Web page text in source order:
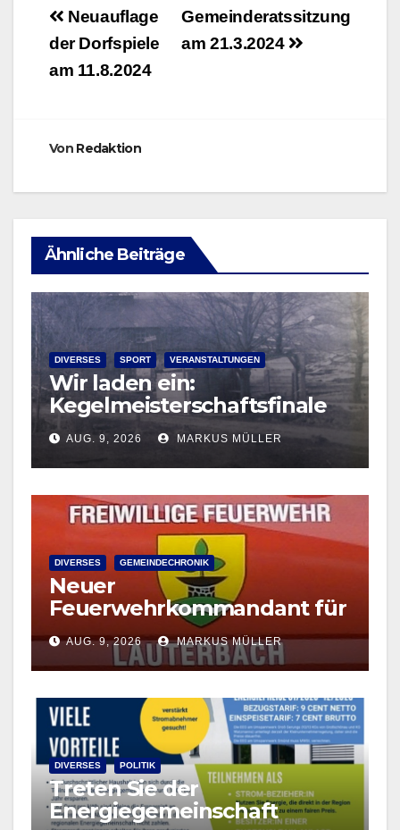
Beitragsnavigation
Gemeinderatssitzung
am 21.3.2024
Neuauflage
der Dorfspiele
am 11.8.2024
Von Redaktion
Ähnliche Beiträge
DIVERSES SPORT VERANSTALTUNGEN
Wir laden ein:
Kegelmeisterschaftsfinale
und Preiskegeln am 15.
August
AUG. 9, 2026 MARKUS MÜLLER
DIVERSES GEMEINDECHRONIK
Neuer
Feuerwehrkommandant für
Lauterbach – Neuwahl
Anfang September geplant!
AUG. 9, 2026 MARKUS MÜLLER
DIVERSES POLITIK
Treten Sie der
Energiegemeinschaft